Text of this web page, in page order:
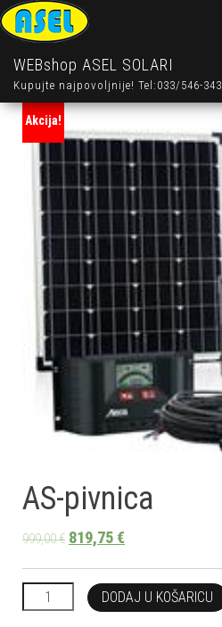
WEBshop ASEL SOLARI
Kupujte najpovoljnije! Tel:033/546-343
Akcija!
AS-pivnica
999,00€ 819,75€
AS-pivnica količinaDODAJ U KOŠARICU